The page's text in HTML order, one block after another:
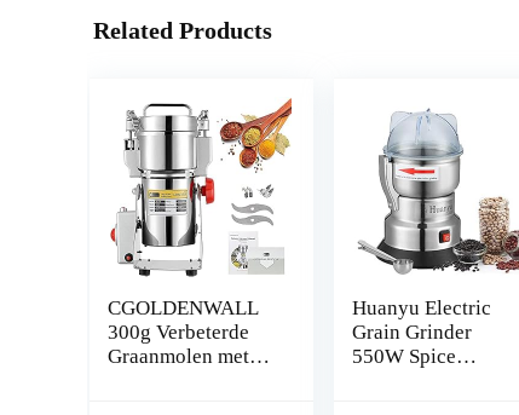
Related Products
CGOLDENWALL
300g Verbeterde
Graanmolen met
Huanyu Electric
Grain Grinder
550W Spice